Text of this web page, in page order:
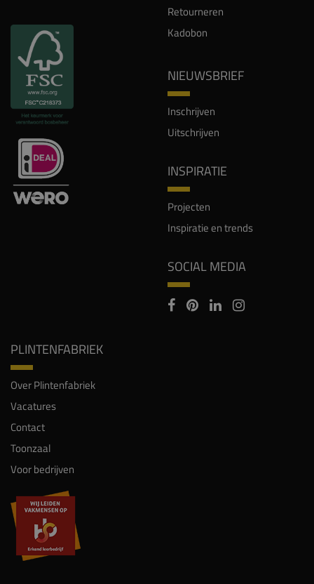
Retourneren
Kadobon
NIEUWSBRIEF
Inschrijven
Uitschrijven
INSPIRATIE
Projecten
Inspiratie en trends
SOCIAL MEDIA
PLINTENFABRIEK
Over Plintenfabriek
Vacatures
Contact
Toonzaal
Voor bedrijven